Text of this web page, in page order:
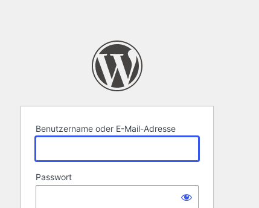
Benutzername oder E-Mail-Adresse
Passwort